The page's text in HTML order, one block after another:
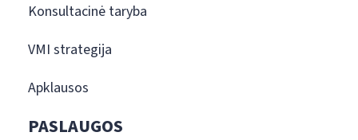
Konsultacinė taryba
VMI strategija
Apklausos
PASLAUGOS